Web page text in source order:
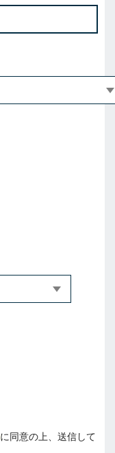
に同意の上、送信して